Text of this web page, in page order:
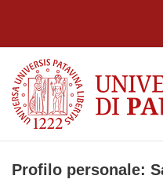
Profilo personale: